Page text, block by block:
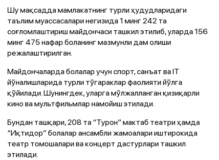
Шу мақсадда мамлакатнинг турли ҳудудларидаги
таълим муассасалари негизида 1 минг 242 та
соғломлаштириш майдончаси ташкил этилиб, уларда 156
минг 475 нафар боланинг мазмунли дам олиши
режалаштирилган.
Майдончаларда болалар учун спорт, санъат ва IT
йўналишларида турли тўгараклар фаолияти йўлга
қўйилади. Шунингдек, уларга мўлжалланган қизиқарли
кино ва мультфильмлар намойиш этилади.
Бундан ташқари, 208 та “Турон” мактаб театри ҳамда
“Иқтидор” болалар ансамбли жамоалари иштирокида
театр томошалари ва концерт дастурлари ташкил
этилади.